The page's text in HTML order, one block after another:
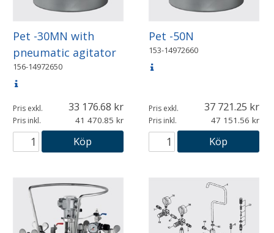
Pet -30MN with
pneumatic agitator
156-14972650
Pris exkl. 33 176.68
Pris inkl. 41 470.85
Köp
Pet -50N
153-14972660
Pris exkl. 37 721.25
Pris inkl. 47 151.56
Köp